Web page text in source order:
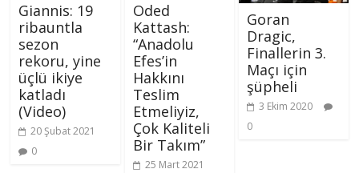
Giannis: 19
ribauntla
sezon
rekoru, yine
üçlü ikiye
katladı
(Video)
20 Şubat 2021
0
Oded
Kattash:
“Anadolu
Efes’in
Hakkını
Teslim
Etmeliyiz,
Çok Kaliteli
Bir Takım”
25 Mart 2021
Goran
Dragic,
Finallerin 3.
Maçı için
şüpheli
3 Ekim 2020
0